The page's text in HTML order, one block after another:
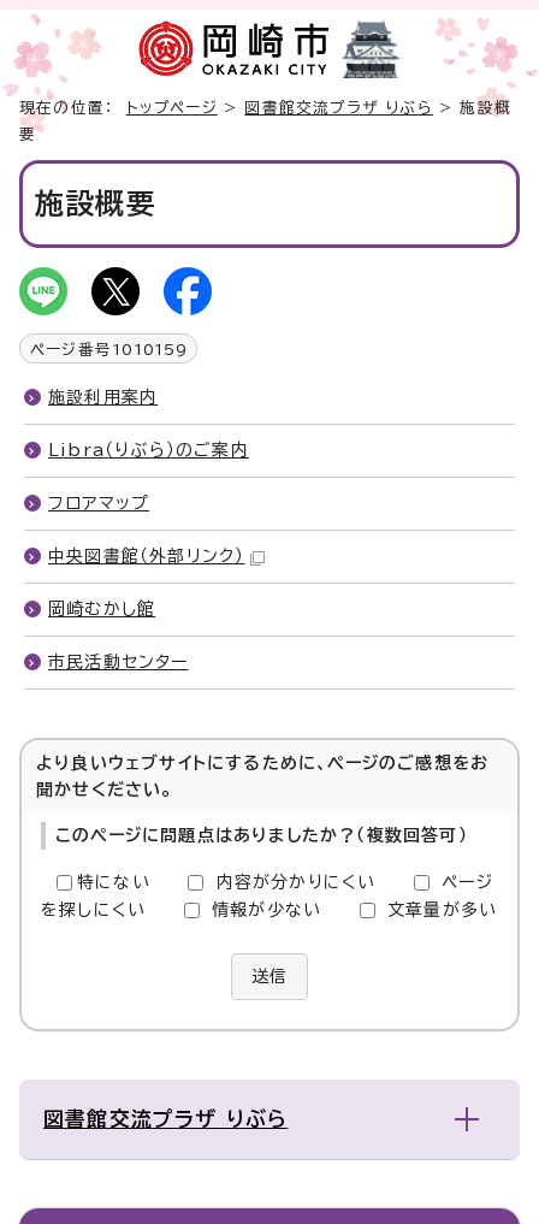
現在の位置： トップページ > 図書館交流プラザ りぶら
> 施設概
要
施設概要
ページ番号 1010159
施設利用案内
Libra（りぶら）のご案内
フロアマップ
中央図書館 （外部リンク）
岡崎むかし館
市民活動センター
より良いウェブサイトにするために、ページのご感想をお
聞かせください。
このページに問題点はありましたか？（複数回答可）
特にない 内容が分かりにくい
ページ
を探しにくい
情報が少ない 文章量が多い
送信
図書館交流プラザ りぶら